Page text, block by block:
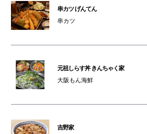
串カツ げんてん
串カツ
元祖しらす丼 きんちゃく家
大阪もん海鮮
吉野家